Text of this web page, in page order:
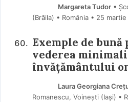
Margareta Tudor•
(Brăila) • România
25
Exemple de
vederea
învățământului
Laura Georgiana
Romanescu, Voinești (Iaşi) •